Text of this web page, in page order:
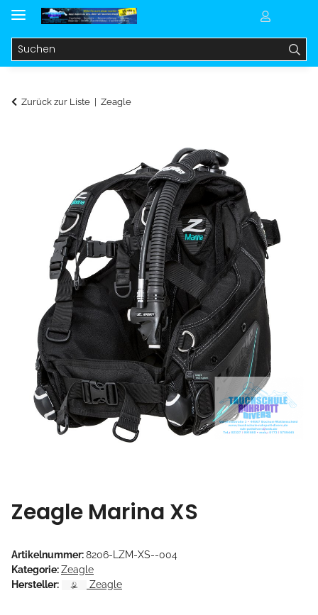
Zurück zur Liste Zeagle
Zeagle Marina XS
Artikelnummer:8206-LZM-XS--004
Kategorie:Zeagle
Hersteller:
Zeagle